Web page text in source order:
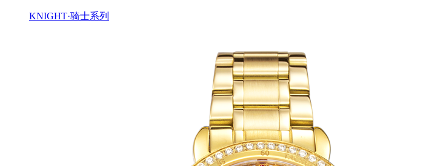
KNIGHT·骑士系列